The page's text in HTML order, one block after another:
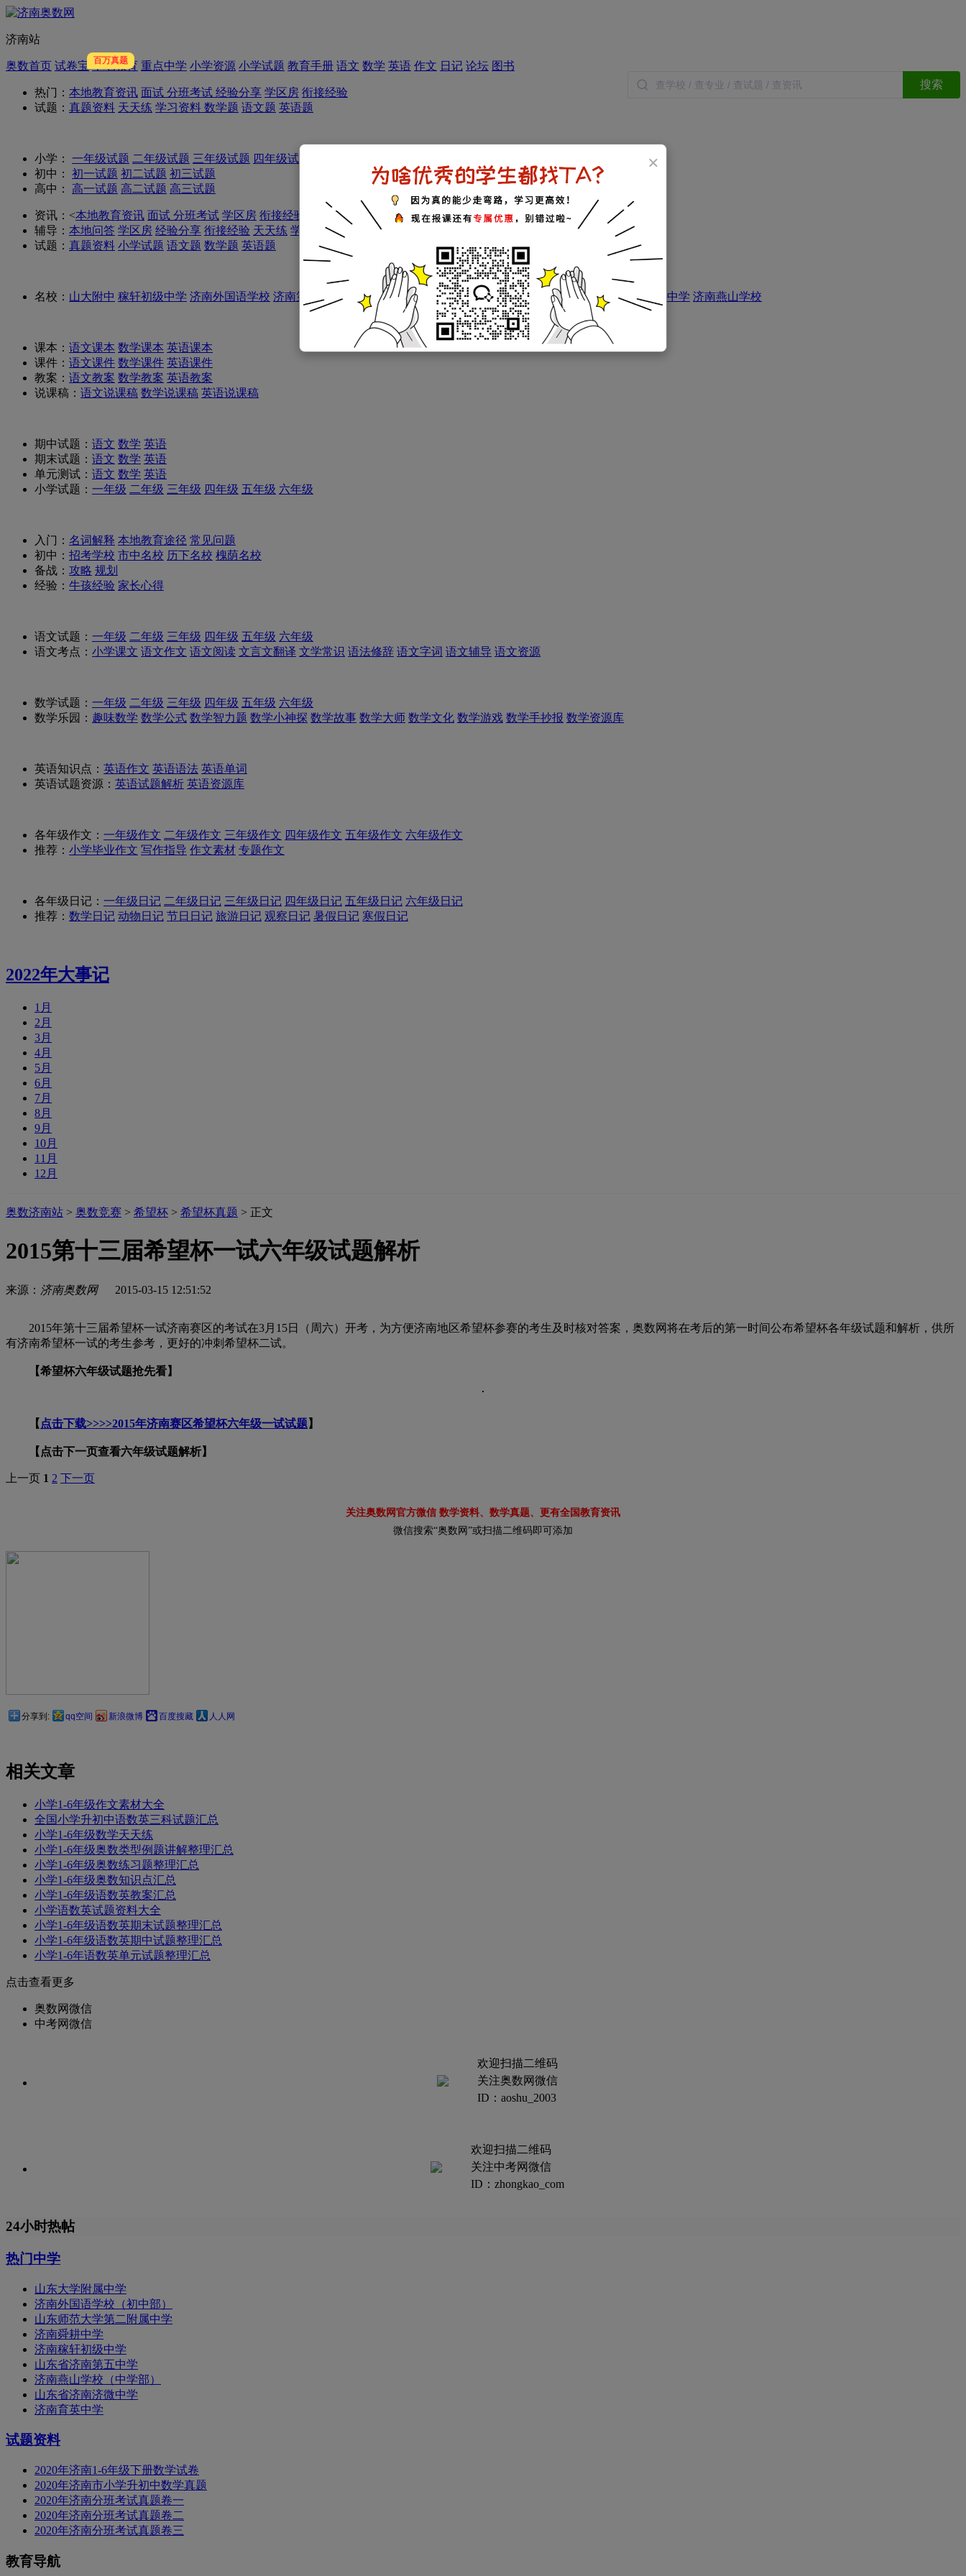
×
济南站
搜索
奥数首页 试卷宝 百万真题
本地教育 重点中学 小学资源 小学试题 教育手册 语文 数学 英语 作文 日记 论坛 图书
热门： 本地教育资讯 面试 分班考试 经验分享 学区房 衔接经验
试题： 真题资料 天天练 学习资料 数学题 语文题 英语题
小学： 一年级试题 二年级试题 三年级试题 四年级试题
初中：
初一试题 初二试题 初三试题
高中：
高一试题 高二试题 高三试题
资讯： <本地教育资讯 面试 分班考试 学区房 衔接经验
辅导： 本地问答 学区房 经验分享 衔接经验 天天练 学习方法
试题： 真题资料 小学试题 语文题 数学题 英语题
名校： 山大附中 稼轩初级中学 济南外国语学校 济南第五中学 山师二附中 济南实验初级中学 山大二附 济南济微中学 济南舜耕中学 济南燕山学校
课本： 语文课本 数学课本 英语课本
课件： 语文课件 数学课件 英语课件
教案： 语文教案 数学教案 英语教案
说课稿： 语文说课稿 数学说课稿 英语说课稿
期中试题： 语文 数学 英语
期末试题： 语文 数学 英语
单元测试： 语文 数学 英语
小学试题： 一年级 二年级 三年级 四年级 五年级 六年级
入门： 名词解释 本地教育途径 常见问题
初中： 招考学校 市中名校 历下名校 槐荫名校
备战： 攻略 规划
经验： 牛孩经验 家长心得
语文试题： 一年级 二年级 三年级 四年级 五年级 六年级
语文考点： 小学课文 语文作文 语文阅读 文言文翻译 文学常识 语法修辞 语文字词 语文辅导 语文资源
数学试题： 一年级 二年级 三年级 四年级 五年级 六年级
数学乐园： 趣味数学 数学公式 数学智力题 数学小神探 数学故事 数学大师 数学文化 数学游戏 数学手抄报 数学资源库
英语知识点： 英语作文 英语语法 英语单词
英语试题资源： 英语试题解析 英语资源库
各年级作文： 一年级作文 二年级作文 三年级作文 四年级作文 五年级作文 六年级作文
推荐： 小学毕业作文 写作指导 作文素材 专题作文
各年级日记： 一年级日记 二年级日记 三年级日记 四年级日记 五年级日记 六年级日记
推荐： 数学日记 动物日记 节日日记 旅游日记 观察日记 暑假日记 寒假日记
2022年大事记
1月
2月
3月
4月
5月
6月
7月
8月
9月
10月
11月
12月
奥数济南站 > 奥数竞赛 > 希望杯 > 希望杯真题 > 正文
2015第十三届希望杯一试六年级试题解析
来源： 济南奥数网2015-03-15 12:51:52
2015年第十三届希望杯一试济南赛区的考试在3月15日（周六）开考，为方便济南地区希望杯参赛的考生及时核对答案，奥数网将在考后的第一时间公布希望杯各年级试题和解析，供所
有济南希望杯一试的考生参考，更好的冲刺希望杯二试。
【希望杯六年级试题抢先看】
【 点击下载>>>>2015年济南赛区希望杯六年级一试试题】
【点击下一页查看六年级试题解析】
上一页 1 2 下一页
关注奥数网官方微信 数学资料、数学真题、更有全国教育资讯
微信搜索“奥数网”或扫描二维码即可添加
分享到: qq空间 新浪微博 百度搜藏 人人网
相关文章
小学1-6年级作文素材大全
全国小学升初中语数英三科试题汇总
小学1-6年级数学天天练
小学1-6年级奥数类型例题讲解整理汇总
小学1-6年级奥数练习题整理汇总
小学1-6年级奥数知识点汇总
小学1-6年级语数英教案汇总
小学语数英试题资料大全
小学1-6年级语数英期末试题整理汇总
小学1-6年级语数英期中试题整理汇总
小学1-6年语数英单元试题整理汇总
点击查看更多
奥数网微信
中考网微信
欢迎扫描二维码
关注奥数网微信
ID：aoshu_2003
欢迎扫描二维码
关注中考网微信
ID：zhongkao_com
24小时热帖
热门中学
山东大学附属中学
济南外国语学校（初中部）
山东师范大学第二附属中学
济南舜耕中学
济南稼轩初级中学
山东省济南第五中学
济南燕山学校（中学部）
山东省济南济微中学
济南育英中学
试题资料
2020年济南1-6年级下册数学试卷
2020年济南市小学升初中数学真题
2020年济南分班考试真题卷一
2020年济南分班考试真题卷二
2020年济南分班考试真题卷三
教育导航